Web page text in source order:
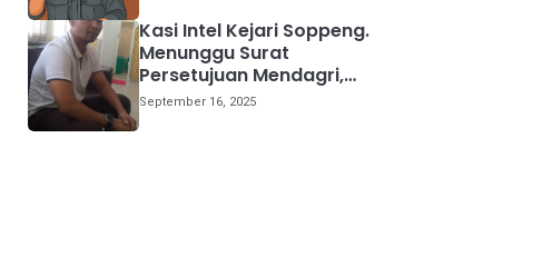
Kasi Intel Kejari Soppeng.
Menunggu Surat
Persetujuan Mendagri,
Kami Akan Periksa Mantan
September 16, 2025